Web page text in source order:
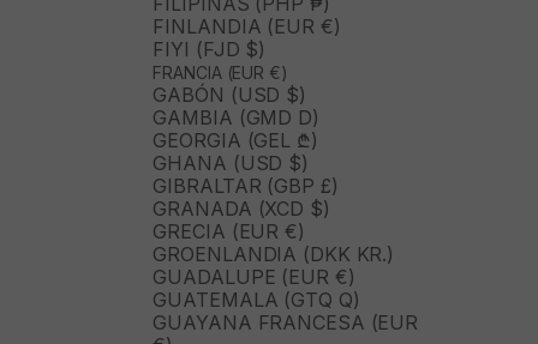
FINLANDIA (EUR €)
FIYI (FJD $)
FRANCIA (EUR €)
GABÓN (USD $)
GAMBIA (GMD D)
GEORGIA (GEL ₾)
GHANA (USD $)
GIBRALTAR (GBP £)
GRANADA (XCD $)
GRECIA (EUR €)
GROENLANDIA (DKK KR.)
GUADALUPE (EUR €)
GUATEMALA (GTQ Q)
GUAYANA FRANCESA (EUR